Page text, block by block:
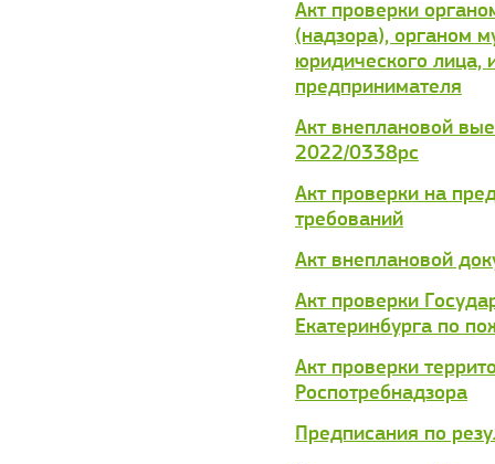
Акт проверки
(надзора), органом
юридического лица,
предпринимателя
Акт внеплановой
2022/0338рс
Акт проверки на
требований
Акт внеплановой
Акт проверки
Екатеринбурга по
Акт проверки
Роспотребнадзора
Предписания по